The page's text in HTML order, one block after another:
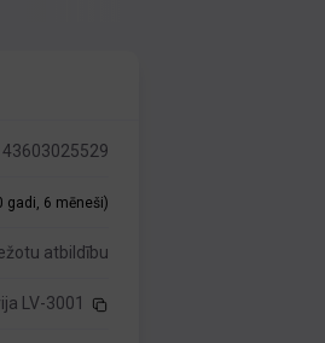
43603025529
gadi, 6 mēneši)
atbildību
LV-3001